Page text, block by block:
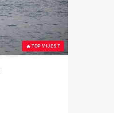
🔥TOP VIJEST